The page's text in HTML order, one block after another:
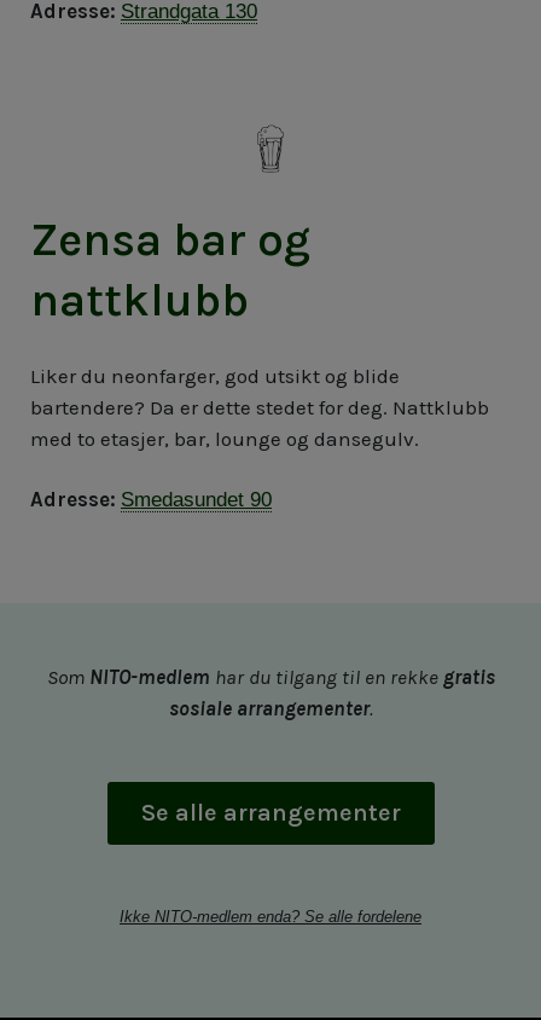
Adresse: Strandgata 130
Zensa bar og
nattklubb
Liker du neonfarger, god utsikt og blide
bartendere? Da er dette stedet for deg. Nattklubb
med to etasjer, bar, lounge og dansegulv.
Adresse: Smedasundet 90
Som NITO-medlem har du tilgang til en rekke gratis
sosiale arrangementer.
Se alle arrangementer
Ikke NITO-medlem enda? Se alle fordelene